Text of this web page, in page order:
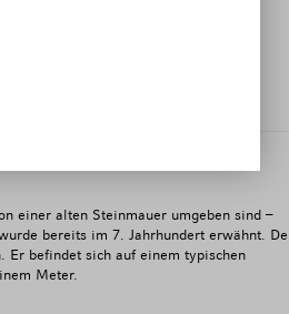
einer alten Steinmauer umgeben sind –
bereits im 7. Jahrhundert erwähnt.
Er befindet sich auf einem typischen
Meter.